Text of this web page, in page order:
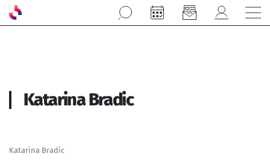
Aller au contenu principal
Katarina Bradic
Katarina Bradic